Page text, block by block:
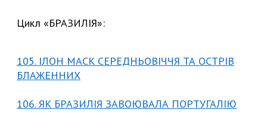
Цикл «БРАЗИЛІЯ»:
105. ІЛОН МАСК СЕРЕДНЬОВІЧЧЯ ТА ОСТРІВ
БЛАЖЕННИХ
106. ЯК БРАЗИЛІЯ ЗАВОЮВАЛА ПОРТУГАЛІЮ